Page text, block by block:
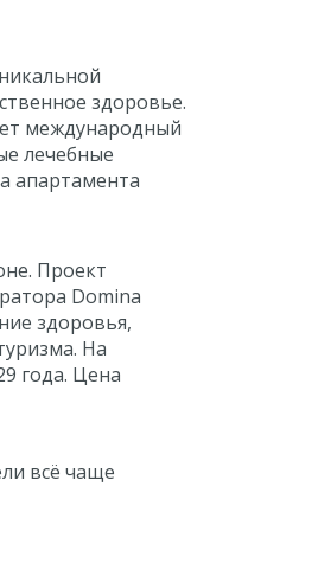
здоровье.
международный
лечебные
апартамента
Проект
Domina
здоровья,
На
года. Цена
всё чаще